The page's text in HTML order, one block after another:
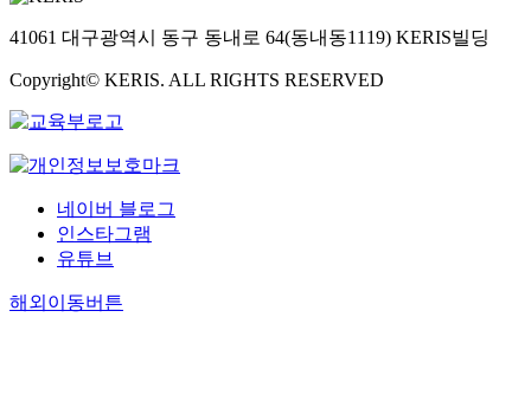
41061 대구광역시 동구 동내로 64(동내동1119) KERIS빌딩
Copyright© KERIS. ALL RIGHTS RESERVED
네이버 블로그
인스타그램
유튜브
해외이동버튼